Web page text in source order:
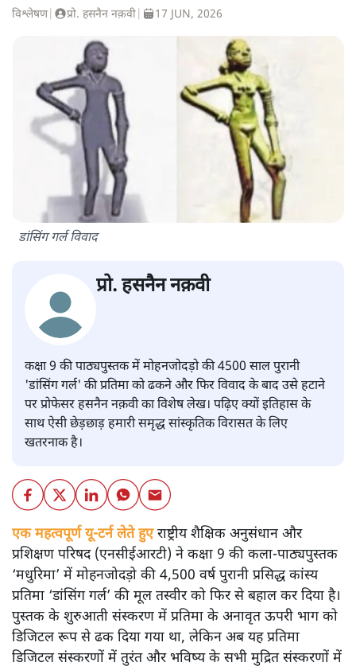
विश्लेषण| प्रो. हसनैन नक़वी 17 JUN, 2026
डांसिंग गर्ल विवाद
प्रो. हसनैन नक़वी
कक्षा 9 की पाठ्यपुस्तक में मोहनजोदड़ो की 4500 साल पुरानी
'डांसिंग गर्ल' की प्रतिमा को ढकने और फिर विवाद के बाद उसे हटाने
पर प्रोफेसर हसनैन नक़वी का विशेष लेख। पढ़िए क्यों इतिहास के
साथ ऐसी छेड़छाड़ हमारी समृद्ध सांस्कृतिक विरासत के लिए
खतरनाक है।
एक महत्वपूर्ण यू-टर्न लेते हुएराष्ट्रीय शैक्षिक अनुसंधान और
प्रशिक्षण परिषद (एनसीईआरटी) ने कक्षा 9 की कला-पाठ्यपुस्तक
‘मधुरिमा’ में मोहनजोदड़ो की 4,500 वर्ष पुरानी प्रसिद्ध कांस्य
प्रतिमा ‘डांसिंग गर्ल’ की मूल तस्वीर को फिर से बहाल कर दिया है।
पुस्तक के शुरुआती संस्करण में प्रतिमा के अनावृत ऊपरी भाग को
डिजिटल रूप से ढक दिया गया था, लेकिन अब यह प्रतिमा
डिजिटल संस्करणों में तुरंत और भविष्य के सभी मुद्रित संस्करणों में